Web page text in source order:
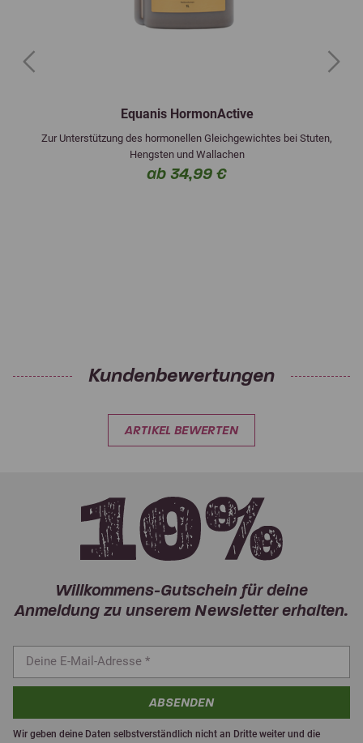
Equanis HormonActive
Zur Unterstützung des hormonellen Gleichgewichtes bei Stuten,
Hengsten und Wallachen
ab 34,99 €
Previous Next
Kundenbewertungen
ARTIKEL BEWERTEN
Willkommens-Gutschein für deine
Anmeldung zu unserem Newsletter erhalten.
ABSENDEN
Wir geben deine Daten selbstverständlich nicht an Dritte weiter und die